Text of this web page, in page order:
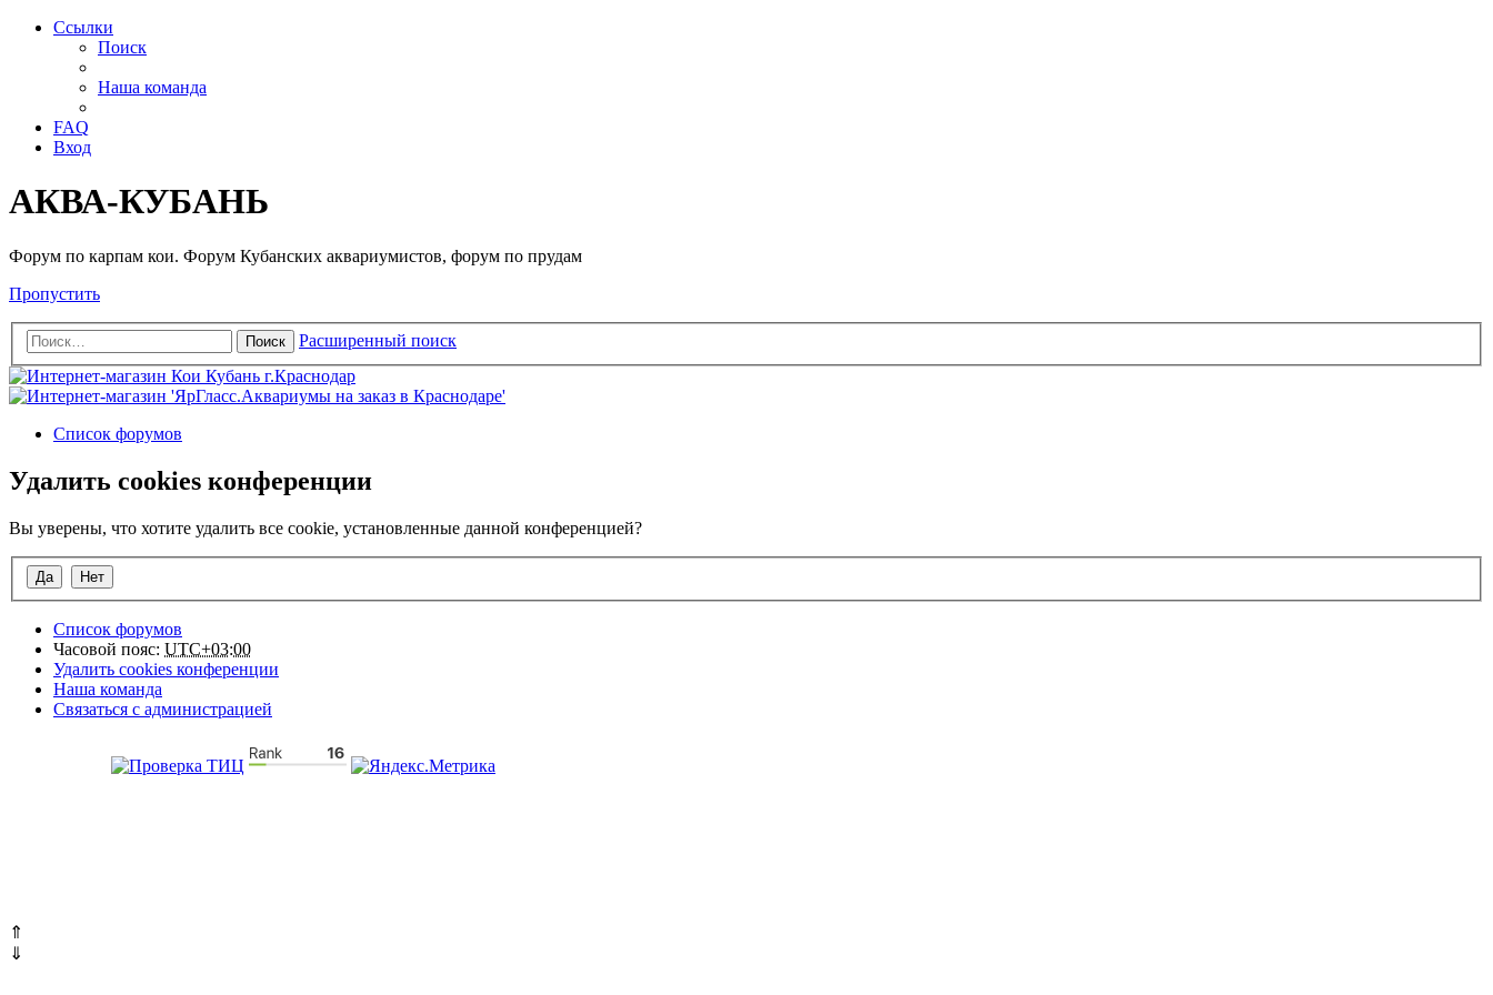
Ссылки
Поиск
Наша команда
FAQ
Вход
АКВА-КУБАНЬ
Форум по карпам кои. Форум Кубанских аквариумистов, форум по прудам
Пропустить
Поиск Расширенный поиск
Список форумов
Удалить cookies конференции
Вы уверены, что хотите удалить все cookie, установленные данной конференцией?
Список форумов
Часовой пояс: UTC+03:00
Удалить cookies конференции
Наша команда
Связаться с администрацией
⇑
⇓